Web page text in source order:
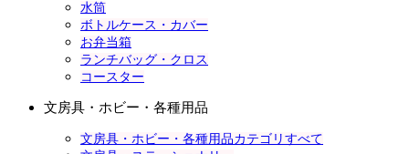
水筒
ボトルケース・カバー
お弁当箱
ランチバッグ・クロス
コースター
文房具・ホビー・各種用品
文房具・ホビー・各種用品カテゴリすべて